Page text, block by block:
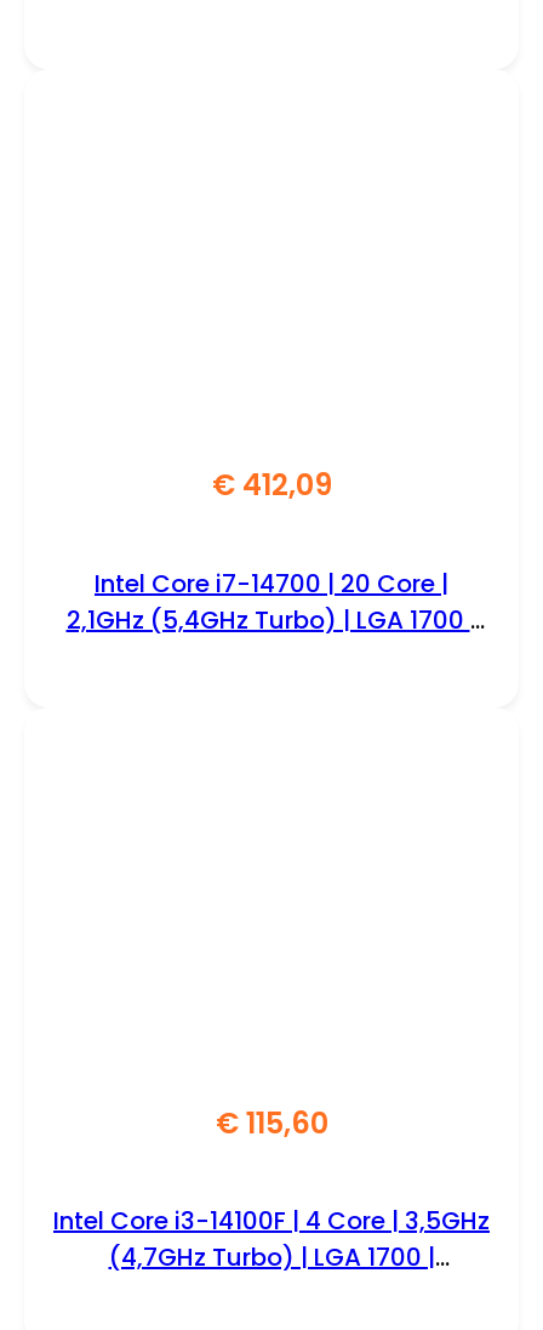
€412,09
Intel Core i7-14700 | 20 Core |
2,1GHz (5,4GHz Turbo) | LGA 1700 |
€115,60
Intel Core i3-14100F | 4 Core | 3,5GHz
(4,7GHz Turbo) | LGA 1700 |